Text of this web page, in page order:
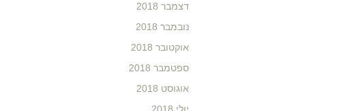
דצמבר 2018
נובמבר 2018
אוקטובר 2018
ספטמבר 2018
אוגוסט 2018